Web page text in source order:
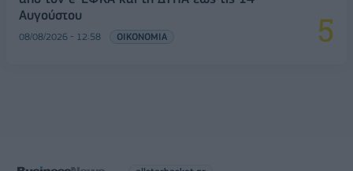
Αυγούστου
08/08/2026 - 12:58 ΟΙΚΟΝΟΜΙΑ